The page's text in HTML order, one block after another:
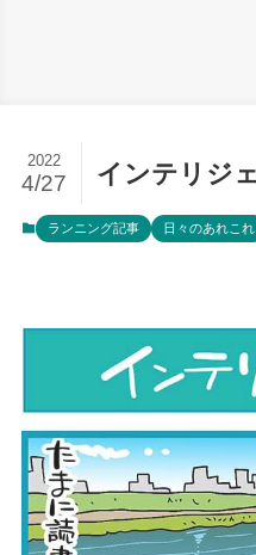
インテリジ
2022
4/27
ランニング記事 日々のあれこれ